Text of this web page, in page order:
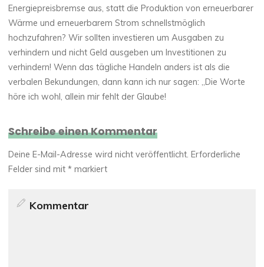
Energiepreisbremse aus, statt die Produktion von erneuerbarer
Wärme und erneuerbarem Strom schnellstmöglich
hochzufahren? Wir sollten investieren um Ausgaben zu
verhindern und nicht Geld ausgeben um Investitionen zu
verhindern! Wenn das tägliche Handeln anders ist als die
verbalen Bekundungen, dann kann ich nur sagen: „Die Worte
höre ich wohl, allein mir fehlt der Glaube!
Schreibe einen Kommentar
Deine E-Mail-Adresse wird nicht veröffentlicht. Erforderliche
Felder sind mit* markiert